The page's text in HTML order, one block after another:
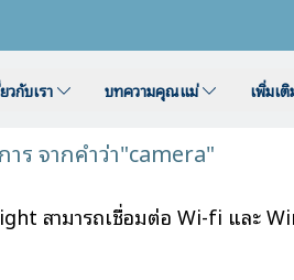
วกับเรา บทความคุณแม่ เพิ่มเ
ร จากคำว่า"camera"
สามารถเชื่อมต่อ Wi-fi และ